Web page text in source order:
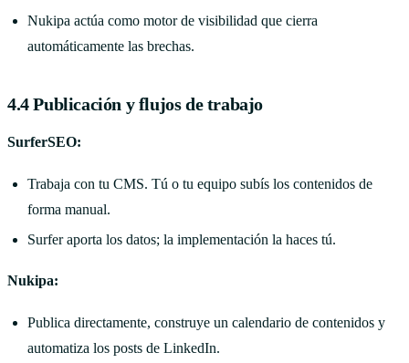
Nukipa actúa como motor de visibilidad que cierra
automáticamente las brechas.
4.4 Publicación y flujos de trabajo
SurferSEO:
Trabaja con tu CMS. Tú o tu equipo subís los contenidos de
forma manual.
Surfer aporta los datos; la implementación la haces tú.
Nukipa:
Publica directamente, construye un calendario de contenidos y
automatiza los posts de LinkedIn.